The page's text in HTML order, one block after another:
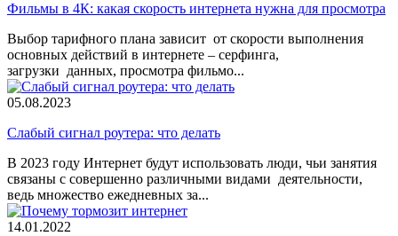
Фильмы в 4К: какая скорость интернета нужна для просмотра
Выбор тарифного плана зависит от скорости выполнения
основных действий в интернете – серфинга,
загрузки данных, просмотра фильмо...
05.08.2023
Слабый сигнал роутера: что делать
В 2023 году Интернет будут использовать люди, чьи занятия
связаны с совершенно различными видами деятельности,
ведь множество ежедневных за...
14.01.2022